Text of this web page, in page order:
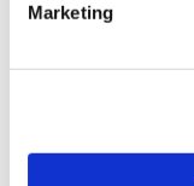
Marketing